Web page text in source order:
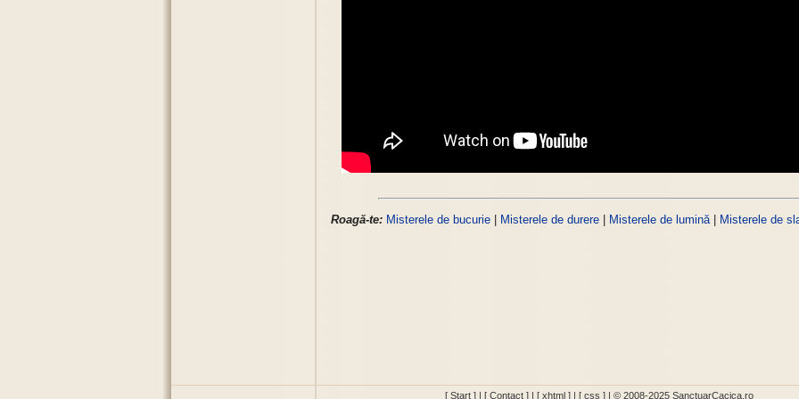
Roagă-te: Misterele de bucurie Misterele de durere Misterele de lumină Misterele de
[ Start ] | [ Contact ] | [ xhtml ] | [ css ] | © 2008-2025 SanctuarCacica.ro